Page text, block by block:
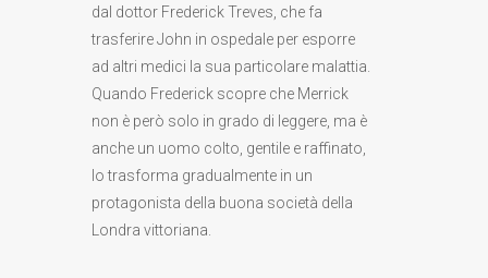
dal dottor Frederick Treves, che fa
trasferire John in ospedale per esporre
ad altri medici la sua particolare malattia.
Quando Frederick scopre che Merrick
non è però solo in grado di leggere, ma è
anche un uomo colto, gentile e raffinato,
lo trasforma gradualmente in un
protagonista della buona società della
Londra vittoriana.